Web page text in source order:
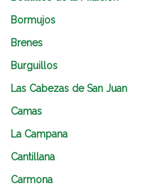
Bormujos
Brenes
Burguillos
Las Cabezas de San Juan
Camas
La Campana
Cantillana
Carmona